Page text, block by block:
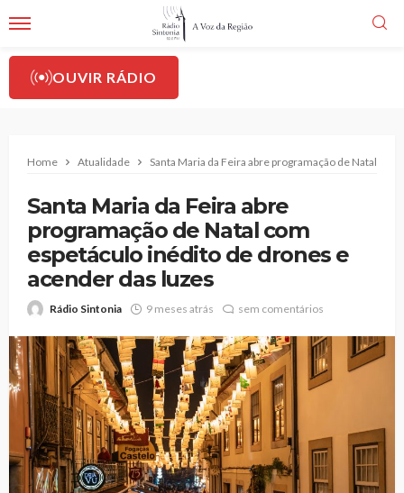
OUVIR RÁDIO
Home Atualidade Santa Maria da Feira abre programação de Natal
Santa Maria da Feira abre
programação de Natal com
espetáculo inédito de drones e
acender das luzes
Rádio Sintonia 9 meses atrás sem comentários